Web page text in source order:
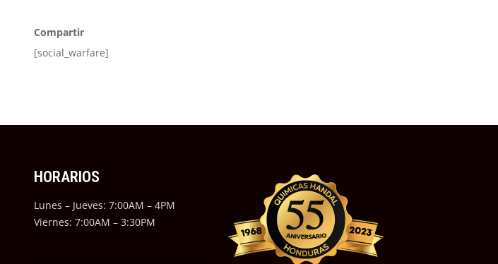
Compartir
[social_warfare]
HORARIOS
Lunes – Jueves: 7:00AM – 4PM
Viernes: 7:00AM – 3:30PM